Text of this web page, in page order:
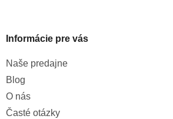
Informácie pre vás
Naše predajne
Blog
O nás
Časté otázky